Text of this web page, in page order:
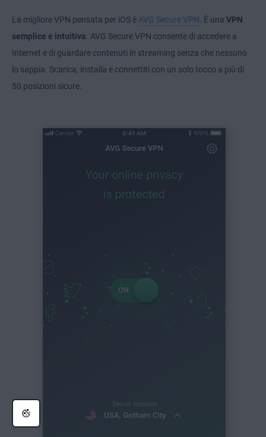
La migliore VPN pensata per iOS èAVG Secure VPN. È una VPN
semplice e intuitiva. AVG Secure VPN consente di accedere a
Internet e di guardare contenuti in streaming senza che nessuno
lo sappia. Scarica, installa e connettiti con un solo tocco a più di
50 posizioni sicure.